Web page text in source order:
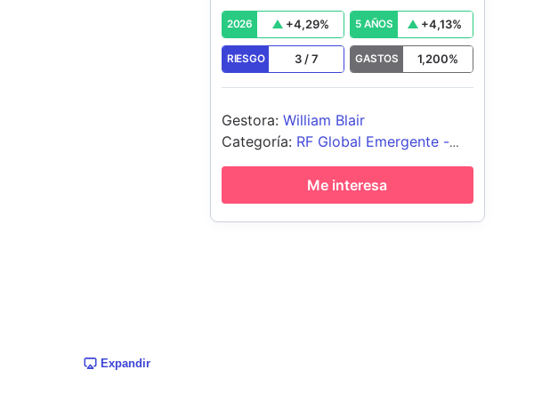
Expandir
Fund
2026 +4,29% 5 AÑOS +4,13%
RIESGO 3/7 GASTOS 1,200%
Gestora: William Blair
Categoría: RF Global Emergente -
Moneda Local
Me interesa